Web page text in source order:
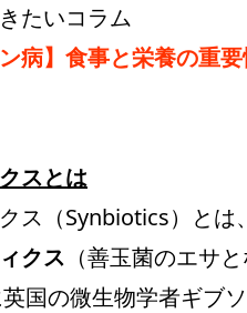
たいコラム
ン病】食事と栄養の重
スとは
ス（Synbiotics）とは、
クス （善玉菌のエサ
国の微生物学者ギブ